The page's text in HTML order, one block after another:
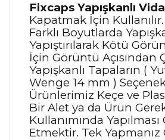
Fixcaps Yapışkanlı
Kapatmak İçin
Farklı Boyutlarda
Yapıştırılarak Kötü
İçin Görüntü Açısından
Yapışkanlı Tapaların (
Wenge 14 mm )
Ürünlerimiz Keçe ve
Bir Alet ya da Ürün
Kullanımında
Etmektir. Tek